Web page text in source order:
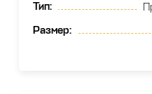
Тип:
Размер: